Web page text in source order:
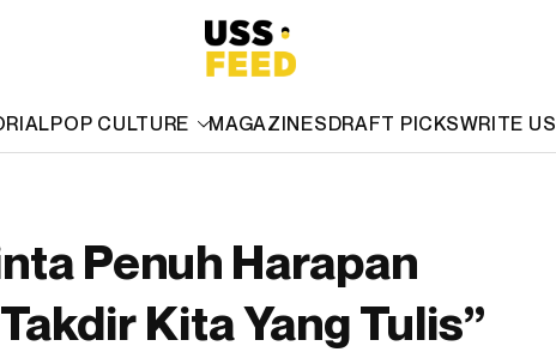
POP CULTURE MAGAZINESDRAFT PICKSWRITE US
Penuh Harapan
Kita Yang Tulis”